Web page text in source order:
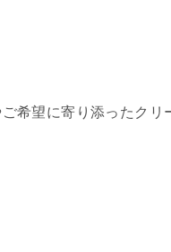
希望に寄り添ったクリ